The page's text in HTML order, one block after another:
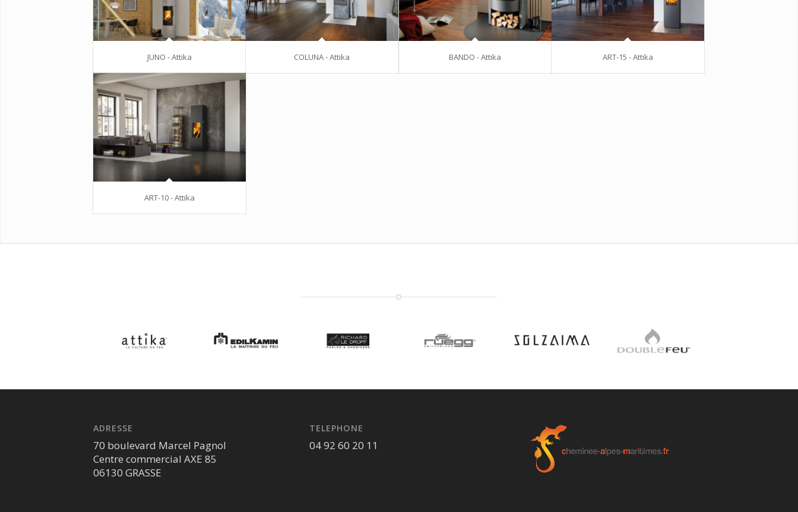
JUNO - Attika COLUNA - Attika BANDO - Attika ART-15 - Attika
ART-10 - Attika
ADRESSE
70 boulevard Marcel Pagnol
Centre commercial AXE 85
06130 GRASSE
TELEPHONE
04 92 60 20 11